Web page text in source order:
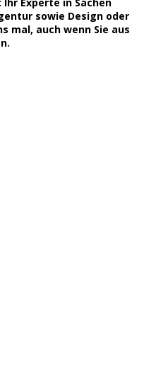
sowie Design oder
mal, auch wenn Sie aus